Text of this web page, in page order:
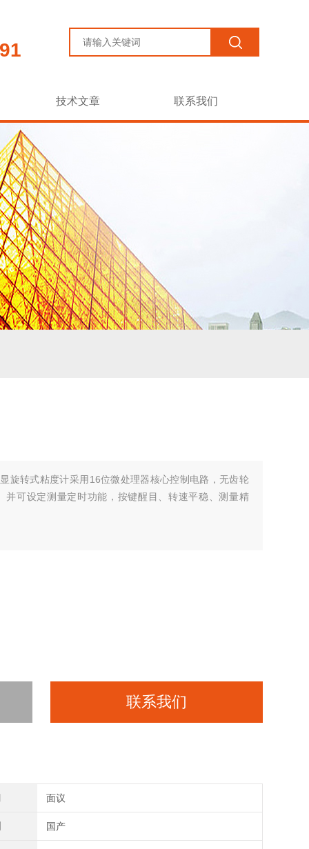
技术文章 联系我们
旋转式粘度计采用16位微处理器核心控制电路，无齿轮
并可设定测量定时功能，按键醒目、转速平稳、测量精
联系我们
面议
国产